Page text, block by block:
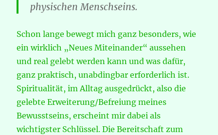
physischen Menschseins.
Schon lange bewegt mich ganz besonders, wie
ein wirklich „Neues Miteinander“ aussehen
und real gelebt werden kann und was dafür,
ganz praktisch, unabdingbar erforderlich ist.
Spiritualität, im Alltag ausgedrückt, also die
gelebte Erweiterung/Befreiung meines
Bewusstseins, erscheint mir dabei als
wichtigster Schlüssel. Die Bereitschaft zum